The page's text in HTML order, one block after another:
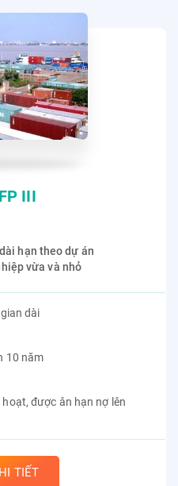
III
hạn theo dự án
vừa và nhỏ
dài
10 năm
được ân hạn nợ lên
TIẾT